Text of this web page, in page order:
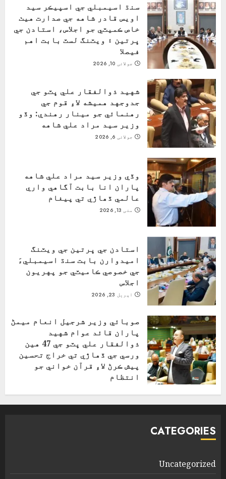
سنڌ اسيمبلي جي اسپيڪر سيد
اويس قادر شاهه جي صدارت هيٺ
خاص ڪميٽي جو اجلاس، استادن جي
ڀرتين ۽ ويٽنگ لسٽ بابت اهم
فيصلا
جولائی 10, 2026
شهيد ذوالفقار علي ڀٽو جي
جدوجهد هميشه لاءِ قوم جي
رهنمائي جو مينار رهندي: وڏو
وزير سيد مراد علي شاهه
جولائی 6, 2026
وڏي وزير سيد مراد علي شاهه
پاران انا بابت آگاهي واري
عالمي ڏھاڙي تي پيغام
مئی 13, 2026
استادن جي ڀرتين جي ويٽنگ
اميدوارن بابت سنڌ اسيمبليءَ
جي خصوصي ڪاميٽي جو پهريون
اجلاس
اپریل 23, 2026
صوبائي وزير شرجيل انعام ميمڻ
پاران قائد عوام شهيد
ذوالفقار علي ڀٽو جي 47 هين
ورسي جي ڏهاڙي تي خراج تحسين
پيش ڪرڻ لاءِ قرآن خواني جو
انتظام
CATEGORIES
Uncategorized